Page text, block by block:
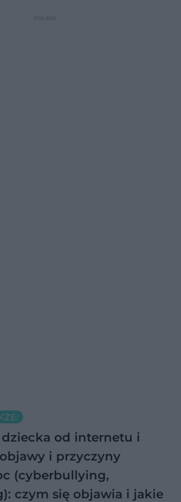
dziecka od internetu i
i przyczyny
(cyberbullying,
czym się objawia i jakie